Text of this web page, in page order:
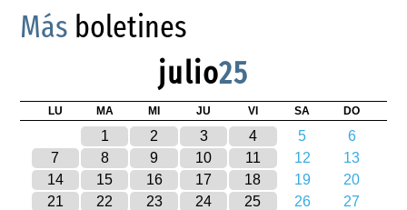
Más boletines
julio25
LU MA MI JU VI SA DO
1 2 3 4 5
6
7
8 9 10 11 12
13
14
15 16 17 18 19
20
21
22 23 24 25 26
27